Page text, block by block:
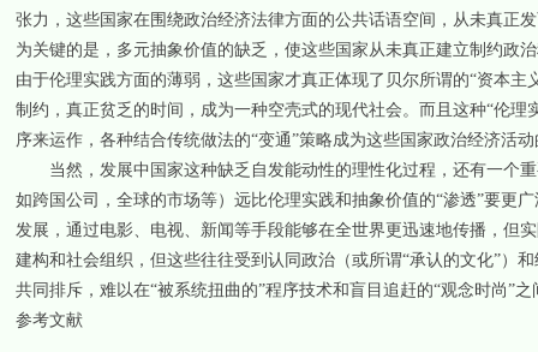
张力，这些国家在围绕政治经济法律方面的公共话语空间，从未真正
为关键的是，多元抽象价值的缺乏，使这些国家从未真正建立制约政
由于伦理实践方面的薄弱，这些国家才真正体现了贝尔所谓的“资本
制约，真正贫乏的时间，成为一种空壳式的现代社会。而且这种“伦
序来运作，各种结合传统做法的“变通”策略成为这些国家政治经济活
当然，发展中国家这种缺乏自发能动性的理性化过程，还有一个重
如跨国公司，全球的市场等）远比伦理实践和抽象价值的“渗透”要更
发展，通过电影、电视、新闻等手段能够在全世界更迅速地传播，但
建构和社会组织，但这些往往受到认同政治（或所谓“承认的文化”）
共同排斥，难以在“被系统扭曲的”程序技术和盲目追赶的“观念时尚”
参考文献